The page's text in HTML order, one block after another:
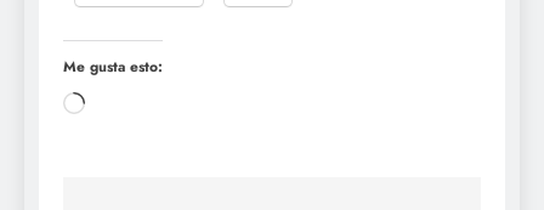
Me gusta esto:
Loading…